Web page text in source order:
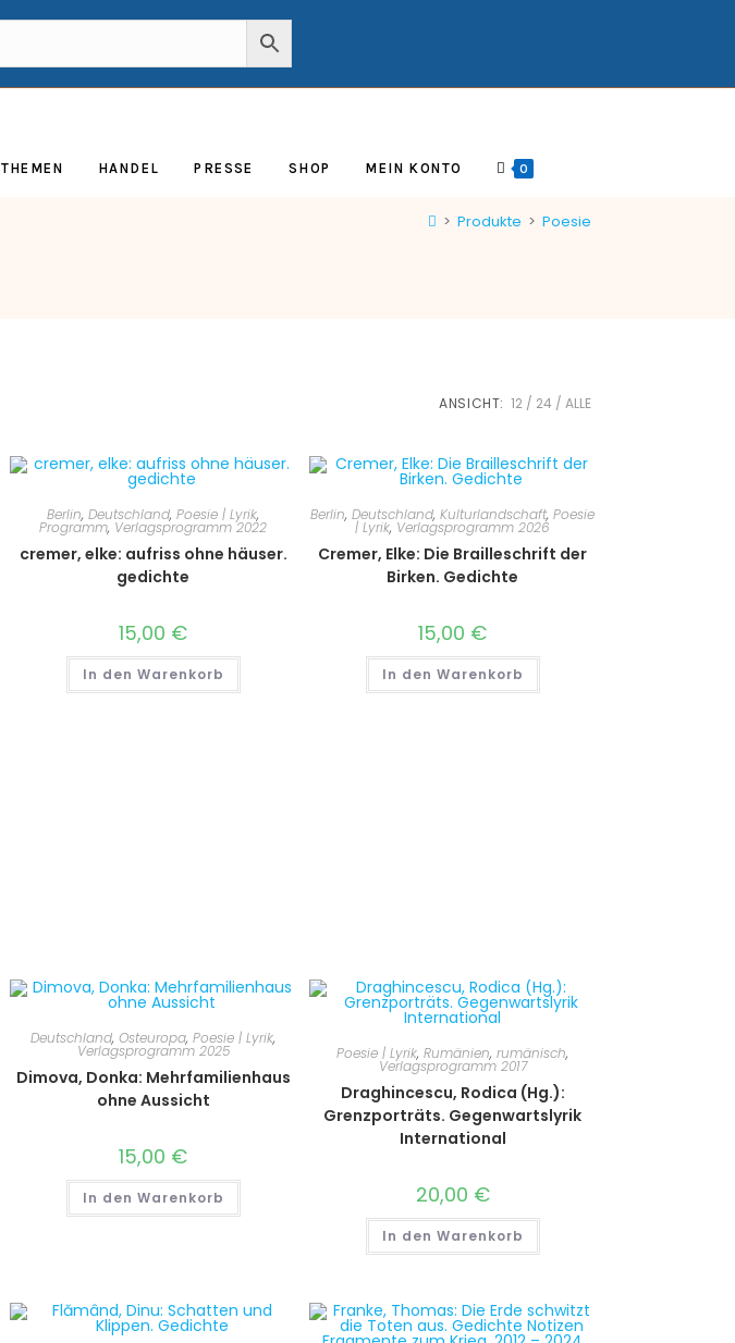
THEMEN HANDEL PRESSE SHOP MEIN KONTO 0
> Produkte > Poesie
ANSICHT: 12 24 ALLE
Berlin, Deutschland, Poesie | Lyrik,
Programm, Verlagsprogramm 2022
cremer, elke: aufriss ohne häuser.
gedichte
15,00 €
In den Warenkorb
Berlin, Deutschland, Kulturlandschaft, Poesie
| Lyrik, Verlagsprogramm 2026
Cremer, Elke: Die Brailleschrift der
Birken. Gedichte
15,00 €
In den Warenkorb
Deutschland, Osteuropa, Poesie | Lyrik,
Verlagsprogramm 2025
Dimova, Donka: Mehrfamilienhaus
ohne Aussicht
15,00 €
In den Warenkorb
Poesie | Lyrik, Rumänien, rumänisch,
Verlagsprogramm 2017
Draghincescu, Rodica (Hg.):
Grenzporträts. Gegenwartslyrik
International
20,00 €
In den Warenkorb